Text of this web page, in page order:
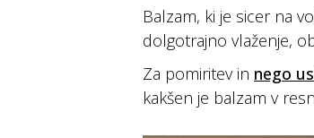
Balzam, ki je sicer na
dolgotrajno vlaženje,
Za pomiritev in nego
kakšen je balzam v